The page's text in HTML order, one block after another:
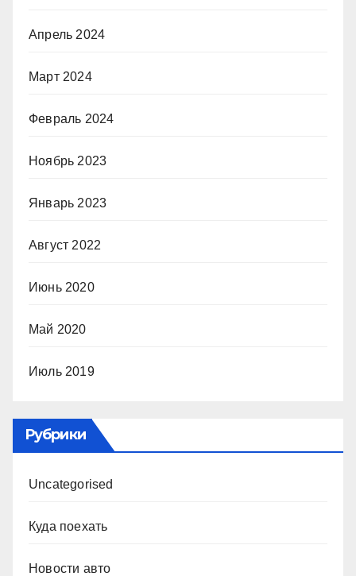
Апрель 2024
Март 2024
Февраль 2024
Ноябрь 2023
Январь 2023
Август 2022
Июнь 2020
Май 2020
Июль 2019
Рубрики
Uncategorised
Куда поехать
Новости авто